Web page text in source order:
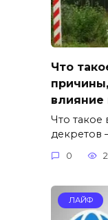
Что
влияние
Что такое
декретов
0
ЛАЙФ